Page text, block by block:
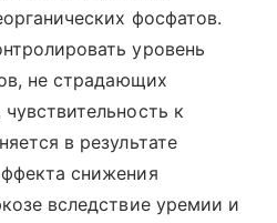
фосфатов.
уровень
не страдающих
к
в результате
снижения
вследствие уремии и